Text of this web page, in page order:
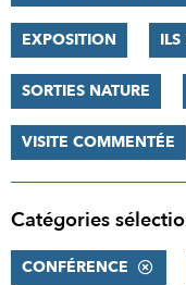
EXPOSITION
SORTIES NATURE
VISITE COMMENTÉE
Catégories
CONFÉRENCE